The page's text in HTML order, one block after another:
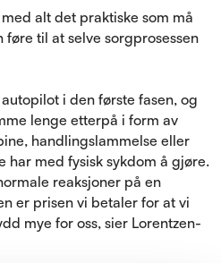
alt det praktiske som må
til at selve sorgprosessen
i den første fasen, og
lenge etterpå i form av
handlingslammelse eller
har med fysisk sykdom å gjøre.
reaksjoner på en
er prisen vi betaler for at vi
mye for oss, sier Lorentzen-